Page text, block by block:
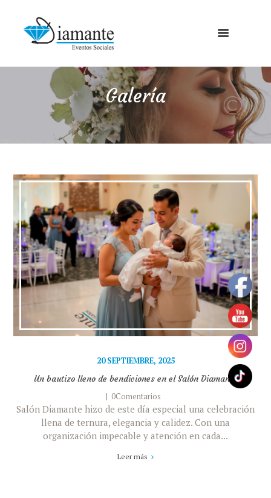
Galería
20 SEPTIEMBRE, 2025
Un bautizo lleno de bendiciones en el Salón Diamante
0Comentarios
Salón Diamante hizo de este día especial una celebración
llena de ternura, elegancia y calidez. Con una
organización impecable y atención en cada...
Leer más